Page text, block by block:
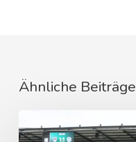
Ähnliche Beiträge